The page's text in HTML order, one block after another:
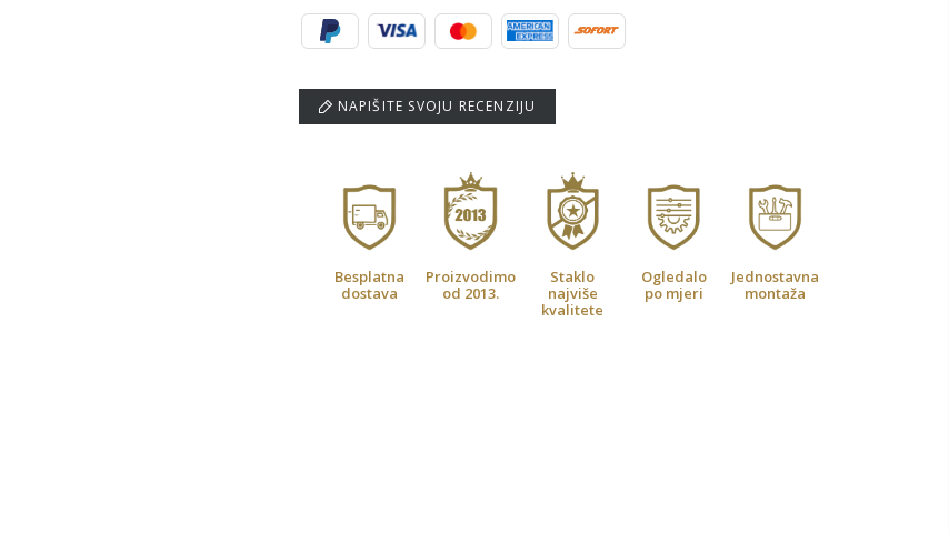
NAPIŠITE SVOJU RECENZIJU
Besplatna
dostava
Proizvodimo
od 2013.
Staklo
najviše
kvalitete
Ogledalo
po mjeri
Jednostavna
montaža